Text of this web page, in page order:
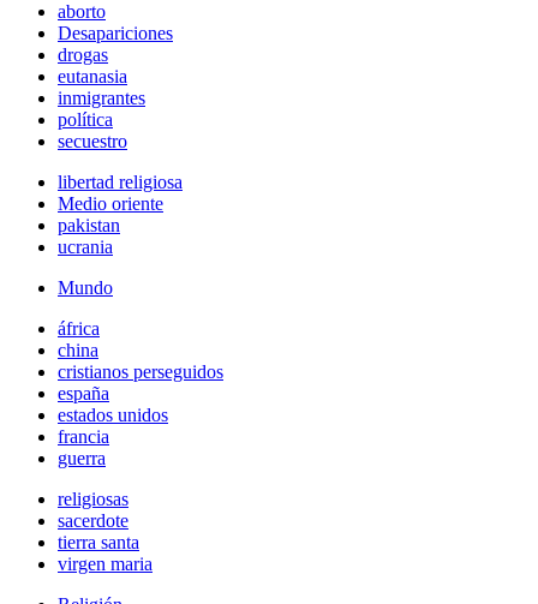
aborto
Desapariciones
drogas
eutanasia
inmigrantes
política
secuestro
libertad religiosa
Medio oriente
pakistan
ucrania
Mundo
áfrica
china
cristianos perseguidos
españa
estados unidos
francia
guerra
religiosas
sacerdote
tierra santa
virgen maria